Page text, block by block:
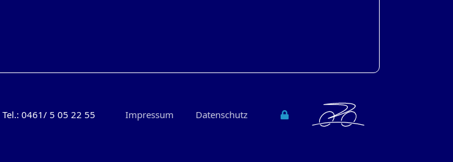
Tel.: 0461/ 5 05 22 55 Impressum Datenschutz